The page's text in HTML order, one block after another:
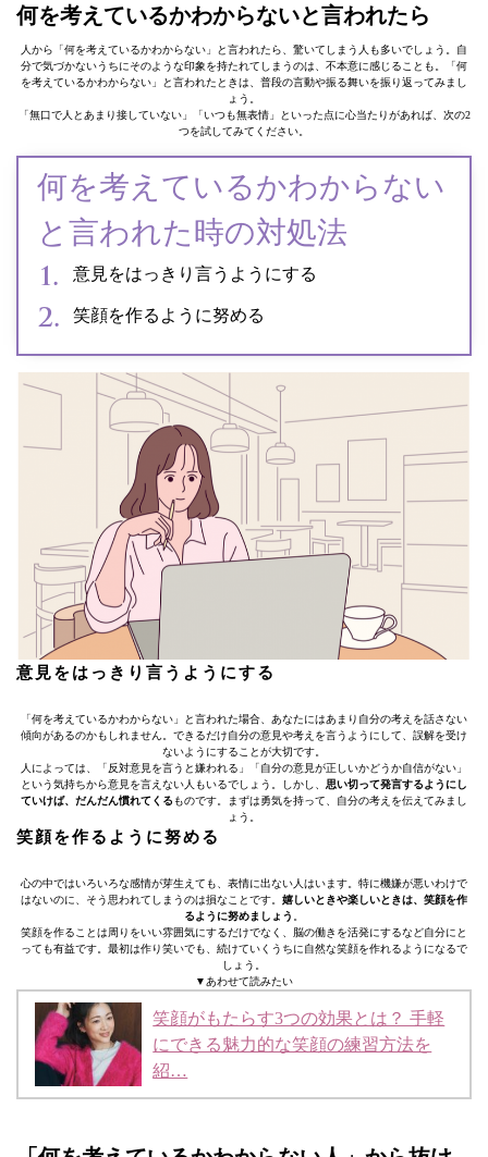
何を考えているかわからないと言われたら
人から「何を考えているかわからない」と言われたら、驚いてしまう人も多いでしょう。自
分で気づかないうちにそのような印象を持たれてしまうのは、不本意に感じることも。「何
を考えているかわからない」と言われたときは、普段の言動や振る舞いを振り返ってみまし
ょう。
「無口で人とあまり接していない」「いつも無表情」といった点に心当たりがあれば、次の2
つを試してみてください。
何を考えているかわからない
と言われた時の対処法
意見をはっきり言うようにする
笑顔を作るように努める
意見をはっきり言うようにする
「何を考えているかわからない」と言われた場合、あなたにはあまり自分の考えを話さない
傾向があるのかもしれません。できるだけ自分の意見や考えを言うようにして、誤解を受け
ないようにすることが大切です。
人によっては、「反対意見を言うと嫌われる」「自分の意見が正しいかどうか自信がない」
という気持ちから意見を言えない人もいるでしょう。しかし、 思い切って発言するようにし
ていけば、だんだん慣れてくる ものです。まずは勇気を持って、自分の考えを伝えてみまし
ょう。
笑顔を作るように努める
心の中ではいろいろな感情が芽生えても、表情に出ない人はいます。特に機嫌が悪いわけで
はないのに、そう思われてしまうのは損なことです。 嬉しいときや楽しいときは、笑顔を作
るように努めましょう
笑顔を作ることは周りをいい雰囲気にするだけでなく、脳の働きを活発にするなど自分にと
っても有益です。最初は作り笑いでも、続けていくうちに自然な笑顔を作れるようになるで
しょう。
▼あわせて読みたい
笑顔がもたらす3つの効果とは？ 手軽
にできる魅力的な笑顔の練習方法を
紹…